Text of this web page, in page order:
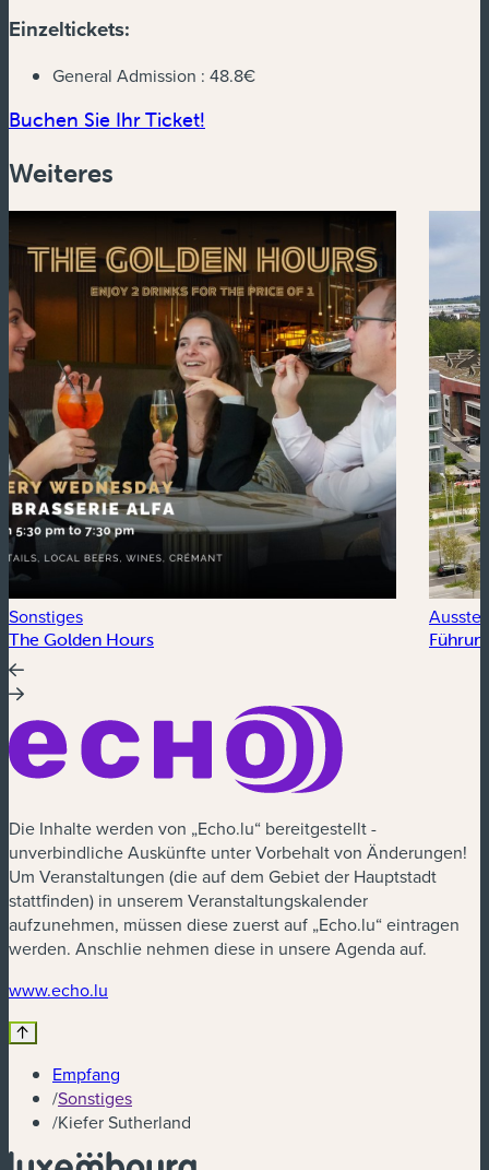
Einzeltickets:
General Admission : 48.8€
Buchen Sie Ihr Ticket!
Weiteres
Sonstiges
The Golden Hours
Die Inhalte werden von „Echo.lu“ bereitgestellt -
unverbindliche Auskünfte unter Vorbehalt von Änderungen!
Um Veranstaltungen (die auf dem Gebiet der Hauptstadt
stattfinden) in unserem Veranstaltungskalender
aufzunehmen, müssen diese zuerst auf „Echo.lu“ eintragen
werden. Anschlie nehmen diese in unsere Agenda auf.
www.echo.lu
Empfang
/Sonstiges
/Kiefer Sutherland